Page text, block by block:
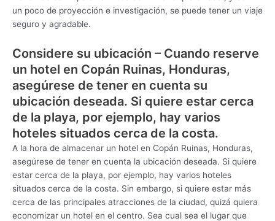
un poco de proyección e investigación, se puede tener un viaje
seguro y agradable.
Considere su ubicación – Cuando reserve
un hotel en Copán Ruinas, Honduras,
asegúrese de tener en cuenta su
ubicación deseada. Si quiere estar cerca
de la playa, por ejemplo, hay varios
hoteles situados cerca de la costa.
A la hora de almacenar un hotel en Copán Ruinas, Honduras,
asegúrese de tener en cuenta la ubicación deseada. Si quiere
estar cerca de la playa, por ejemplo, hay varios hoteles
situados cerca de la costa. Sin embargo, si quiere estar más
cerca de las principales atracciones de la ciudad, quizá quiera
economizar un hotel en el centro. Sea cual sea el lugar que